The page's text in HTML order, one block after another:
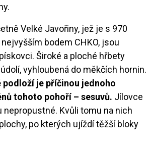
Velké Javořiny, jež je s 970
bodem CHKO, jsou
Široké a ploché hřbety
vyhloubená do měkčích hornin.
podloží je příčinou jednoho
tohoto pohoří – sesuvů. Jílovce
nepropustné. Kvůli tomu na nich
po kterých ujíždí těžší bloky